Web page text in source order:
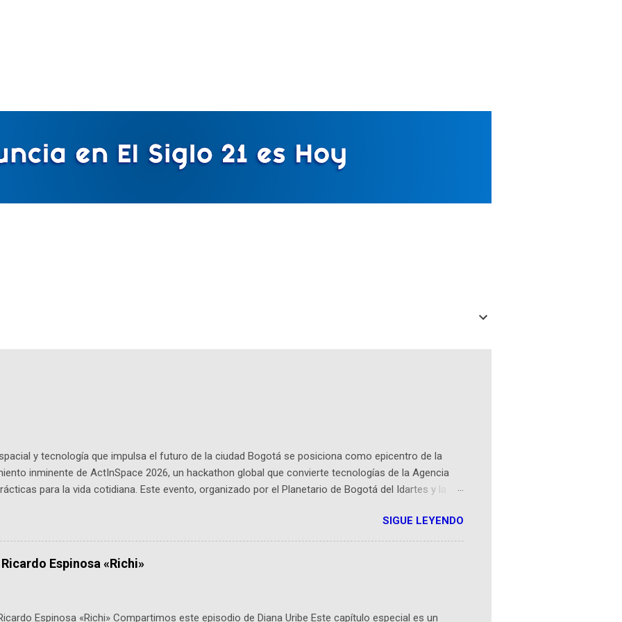
y tecnología que impulsa el futuro de la ciudad Bogotá se posiciona como epicentro de la
inminente de ActInSpace 2026, un hackathon global que convierte tecnologías de la Agencia
para la vida cotidiana. Este evento, organizado por el Planetario de Bogotá del Idartes y la
es ActInSpace y por qué importa en Bogotá ActInSpace es una competencia mundial que opera en
tienen 24 horas para idear startups basadas en tecnologías espaciales como satélites y
con un evento gratuito el 30 de enero a las 10:00 a. m. en el Planetario (calle 26B #5-93), in...
SIGUE LEYENDO
Espinosa «Richi»
Espinosa «Richi» Compartimos este episodio de Diana Uribe Este capítulo especial es un